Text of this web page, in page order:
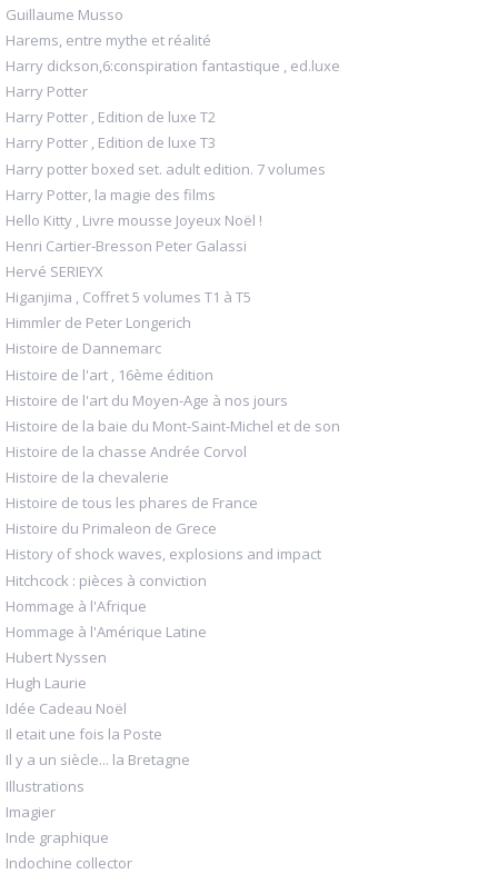
Guillaume Musso
Harems, entre mythe et réalité
Harry dickson,6:conspiration fantastique , ed.luxe
Harry Potter
Harry Potter , Edition de luxe T2
Harry Potter , Edition de luxe T3
Harry potter boxed set. adult edition. 7 volumes
Harry Potter, la magie des films
Hello Kitty , Livre mousse Joyeux Noël !
Henri Cartier-Bresson Peter Galassi
Hervé SERIEYX
Higanjima , Coffret 5 volumes T1 à T5
Himmler de Peter Longerich
Histoire de Dannemarc
Histoire de l'art , 16ème édition
Histoire de l'art du Moyen-Age à nos jours
Histoire de la baie du Mont-Saint-Michel et de son
Histoire de la chasse Andrée Corvol
Histoire de la chevalerie
Histoire de tous les phares de France
Histoire du Primaleon de Grece
History of shock waves, explosions and impact
Hitchcock : pièces à conviction
Hommage à l'Afrique
Hommage à l'Amérique Latine
Hubert Nyssen
Hugh Laurie
Idée Cadeau Noël
Il etait une fois la Poste
Il y a un siècle... la Bretagne
Illustrations
Imagier
Inde graphique
Indochine collector